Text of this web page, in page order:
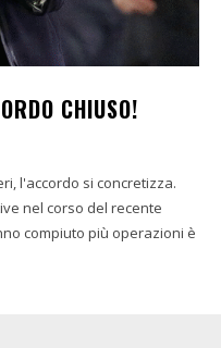
CHIUSO!
l'accordo si concretizza.
nel corso del recente
compiuto più operazioni è